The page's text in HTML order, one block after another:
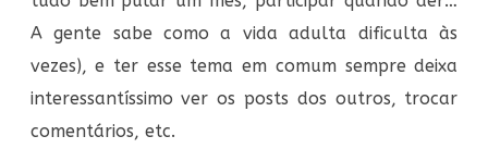
A gente sabe como a vida adulta dificulta às
vezes), e ter esse tema em comum sempre deixa
interessantíssimo ver os posts dos outros, trocar
comentários, etc.